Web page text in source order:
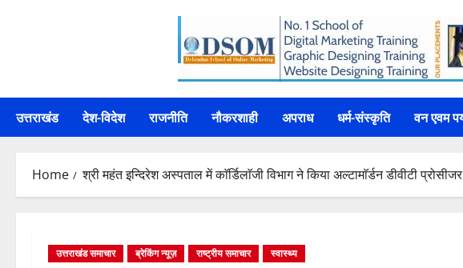
उत्तराखंड देश-विदेश राजनीति नौकरशाही अपराध धर्म-संस्कृति वन एवम
Home श्री महंत इन्दिरेश अस्पताल में काॅर्डिलाॅजी विभाग ने किया अल्टामाॅर्डन डीवीटी
उत्तराखंड समाचार ब्रेकिंग न्यूज़ राष्ट्रीय समाचार स्वास्थ्य